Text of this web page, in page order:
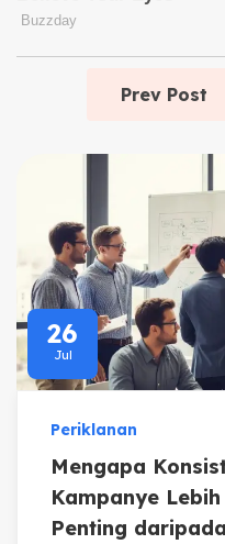
Prev Post
26
Jul
Periklanan
Mengapa
Kampanye Lebih
Penting daripada